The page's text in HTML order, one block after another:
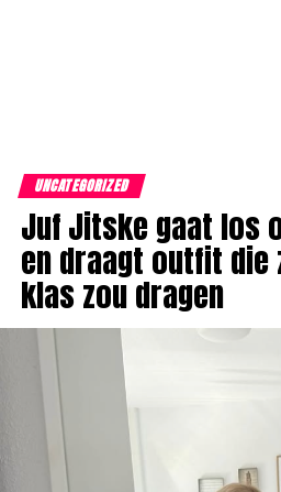
UNCATEGORIZED
Juf Jitske gaat los
en draagt outfit die
klas zou dragen